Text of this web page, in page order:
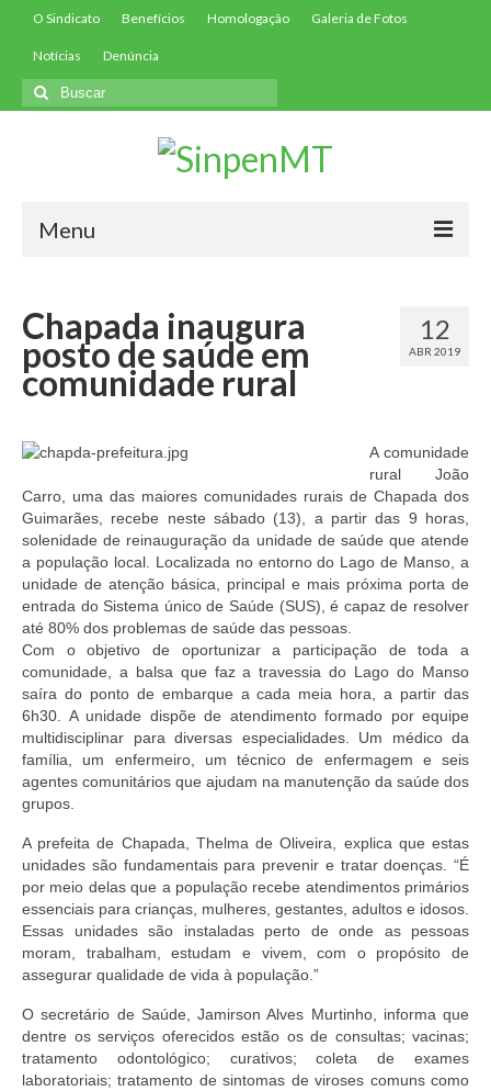
O Sindicato Benefícios Homologação Galeria de Fotos
Notícias Denúncia
Buscar
por:
Menu
Filie-se
Convenções
Doc. Publicados
Notícias
Contato
12
ABR 2019
Chapada inaugura
posto de saúde em
comunidade rural
A comunidade
rural João
Carro, uma das maiores comunidades rurais de Chapada dos
Guimarães, recebe neste sábado (13), a partir das 9 horas,
solenidade de reinauguração da unidade de saúde que atende
a população local. Localizada no entorno do Lago de Manso, a
unidade de atenção básica, principal e mais próxima porta de
entrada do Sistema único de Saúde (SUS), é capaz de resolver
até 80% dos problemas de saúde das pessoas.
Com o objetivo de oportunizar a participação de toda a
comunidade, a balsa que faz a travessia do Lago do Manso
saíra do ponto de embarque a cada meia hora, a partir das
6h30. A unidade dispõe de atendimento formado por equipe
multidisciplinar para diversas especialidades. Um médico da
família, um enfermeiro, um técnico de enfermagem e seis
agentes comunitários que ajudam na manutenção da saúde dos
grupos.
A prefeita de Chapada, Thelma de Oliveira, explica que estas
unidades são fundamentais para prevenir e tratar doenças. “É
por meio delas que a população recebe atendimentos primários
essenciais para crianças, mulheres, gestantes, adultos e idosos.
Essas unidades são instaladas perto de onde as pessoas
moram, trabalham, estudam e vivem, com o propósito de
assegurar qualidade de vida à população.”
O secretário de Saúde, Jamirson Alves Murtinho, informa que
dentre os serviços oferecidos estão os de consultas; vacinas;
tratamento odontológico; curativos; coleta de exames
laboratoriais; tratamento de sintomas de viroses comuns como